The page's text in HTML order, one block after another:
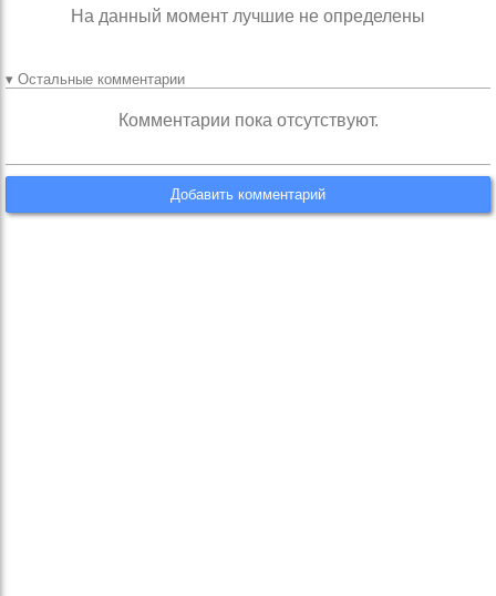
На данный момент лучшие не определены
▾ Остальные комментарии
Комментарии пока отсутствуют.
Добавить комментарий